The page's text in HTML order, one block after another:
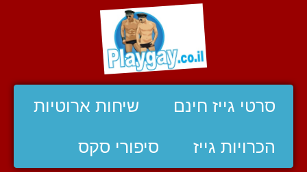
סרטי גייז חינם שיחות ארוטיות
הכרויות גייז סיפורי סקס